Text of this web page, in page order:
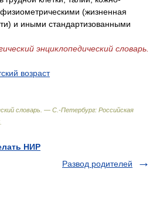
(жизненная
и иными стандартизованными
энциклопедический словарь.
возраст
словарь. — С.-Петербург: Российская
НИР
Развод родителей